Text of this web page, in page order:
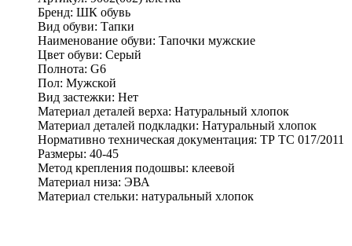
Бренд: ШК обувь
Вид обуви: Тапки
Наименование обуви: Тапочки мужские
Цвет обуви: Серый
Полнота: G6
Пол: Мужской
Вид застежки: Нет
Материал деталей верха: Натуральный хлопок
Материал деталей подкладки: Натуральный хлопок
Нормативно техническая документация: ТР ТС 017/2011
Размеры: 40-45
Метод крепления подошвы: клеевой
Материал низа: ЭВА
Материал стельки: натуральный хлопок